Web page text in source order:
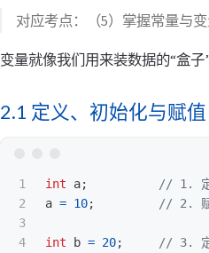
对应考点：（5）掌握常量与
变量就像我们用来装数据的“盒子”
2.1 定义、初始化与赋值
1
2
3
int a;
// 1. 定
a = 10; // 2. 赋
int b = 20; // 3. 定